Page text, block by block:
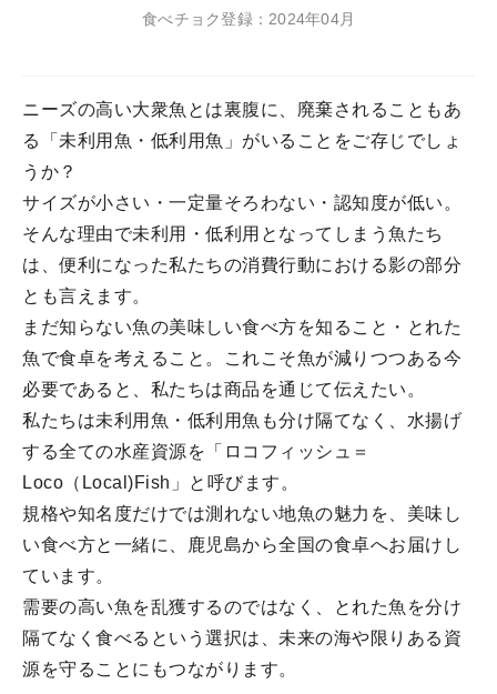
食べチョク登録：2024年04月
ニーズの高い大衆魚とは裏腹に、廃棄されることもあ
る「未利用魚・低利用魚」がいることをご存じでしょ
うか？
サイズが小さい・一定量そろわない・認知度が低い。
そんな理由で未利用・低利用となってしまう魚たち
は、便利になった私たちの消費行動における影の部分
とも言えます。
まだ知らない魚の美味しい食べ方を知ること・とれた
魚で食卓を考えること。これこそ魚が減りつつある今
必要であると、私たちは商品を通じて伝えたい。
私たちは未利用魚・低利用魚も分け隔てなく、水揚げ
する全ての水産資源を「ロコフィッシュ＝
Loco（Local)Fish」と呼びます。
規格や知名度だけでは測れない地魚の魅力を、美味し
い食べ方と一緒に、鹿児島から全国の食卓へお届けし
ています。
需要の高い魚を乱獲するのではなく、とれた魚を分け
隔てなく食べるという選択は、未来の海や限りある資
源を守ることにもつながります。